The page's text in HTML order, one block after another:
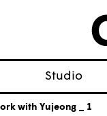
Studio
with Yujeong _ 1